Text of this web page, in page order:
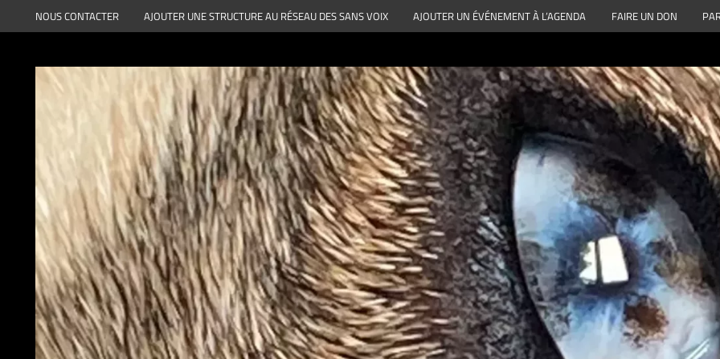
au
NOUS CONTACTER AJOUTER UNE STRUCTURE AU RÉSEAU DES SANS VOIX AJOUTER UN ÉVÉNEMENT À L’AGENDA FAIRE UN DON